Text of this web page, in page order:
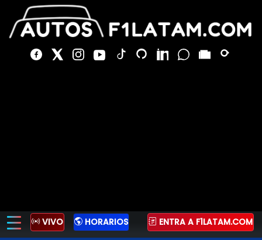
VIVO HORARIOS ENTRA A F1LATAM.COM